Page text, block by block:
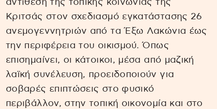
αντίθεση της τοπικής κοινωνίας της
Κριτσάς στον σχεδιασμό εγκατάστασης 26
ανεμογεννητριών από τα Έξω Λακώνια έως
την περιφέρεια του οικισμού. Όπως
επισημαίνει, οι κάτοικοι, μέσα από μαζική
λαϊκή συνέλευση, προειδοποιούν για
σοβαρές επιπτώσεις στο φυσικό
περιβάλλον, στην τοπική οικονομία και στο